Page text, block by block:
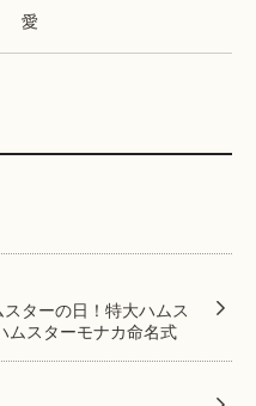
ターの日！特大ハムス
ムスターモナカ命名式
愛